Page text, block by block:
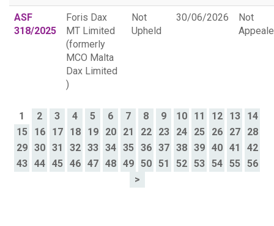
ASF
318/2025
Foris Dax
MT Limited
(formerly
MCO Malta
Dax Limited
)
Not
Upheld
30/06/2026
Not
1 2 3 4 5 6 7 8 9 10 11 12 13
14
15
16 17 18 19 20 21 22 23 24 25 26 27
28
29
30 31 32 33 34 35 36 37 38 39 40 41
42
43
44 45 46 47 48 49 50 51 52 53 54 55
56
>